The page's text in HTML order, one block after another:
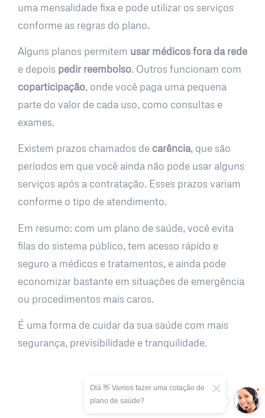
uma mensalidade fixa e pode utilizar os serviços
conforme as regras do plano.
Alguns planos permitem usar médicos fora da rede
e depois pedir reembolso. Outros funcionam com
coparticipação, onde você paga uma pequena
parte do valor de cada uso, como consultas e
exames.
Existem prazos chamados de carência, que são
períodos em que você ainda não pode usar alguns
serviços após a contratação. Esses prazos variam
conforme o tipo de atendimento.
Em resumo: com um plano de saúde, você evita
filas do sistema público, tem acesso rápido e
seguro a médicos e tratamentos, e ainda pode
economizar bastante em situações de emergência
ou procedimentos mais caros.
É uma forma de cuidar da sua saúde com mais
segurança, previsibilidade e tranquilidade.
Olá 👋 Vamos fazer uma cotação de
plano de saúde?